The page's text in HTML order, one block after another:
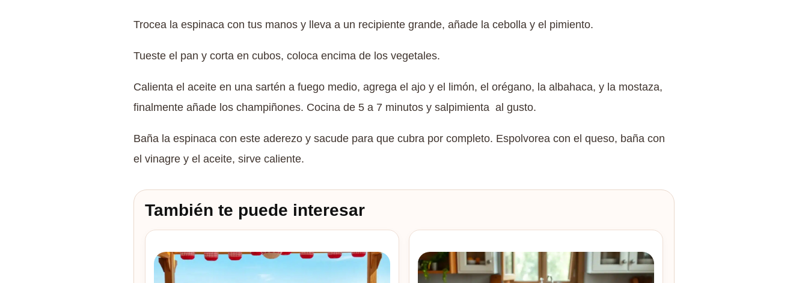
Trocea la espinaca con tus manos y lleva a un recipiente grande, añade la cebolla y el pimiento.
Tueste el pan y corta en cubos, coloca encima de los vegetales.
Calienta el aceite en una sartén a fuego medio, agrega el ajo y el limón, el orégano, la albahaca, y la mostaza,
finalmente añade los champiñones. Cocina de 5 a 7 minutos y salpimienta al gusto.
Baña la espinaca con este aderezo y sacude para que cubra por completo. Espolvorea con el queso, baña con
el vinagre y el aceite, sirve caliente.
También te puede interesar